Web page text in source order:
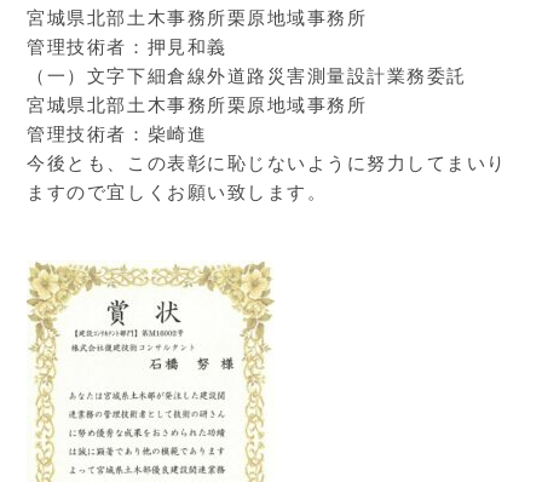
宮城県北部土木事務所栗原地域事務所
管理技術者：押見和義
（一）文字下細倉線外道路災害測量設計業務委託
宮城県北部土木事務所栗原地域事務所
管理技術者：柴崎進
今後とも、この表彰に恥じないように努力してまいり
ますので宜しくお願い致します。